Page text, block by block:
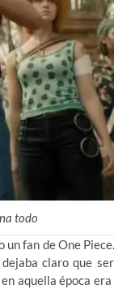
todo
fan de One
claro que
aquella época